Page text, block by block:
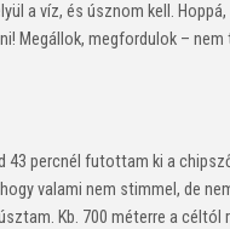
a víz, és úsznom kell.
Megállok, megfordulok –
percnél futottam ki a
valami nem stimmel, de
Kb. 700 méterre a